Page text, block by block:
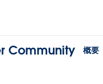
Community 概要